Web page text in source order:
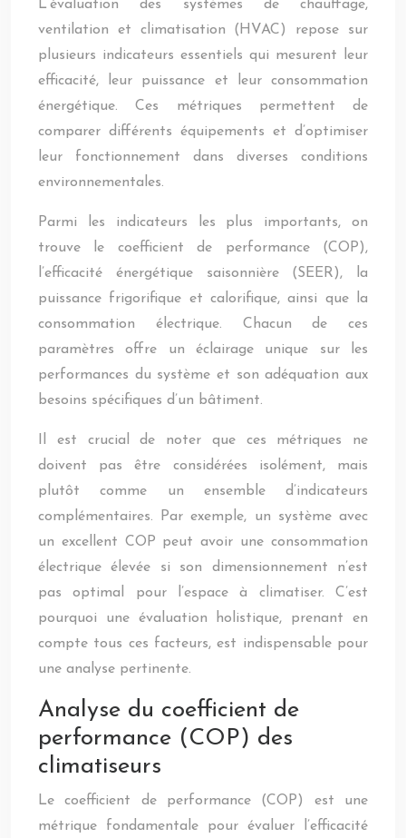
L’évaluation des systèmes de chauffage,
ventilation et climatisation (HVAC) repose sur
plusieurs indicateurs essentiels qui mesurent leur
efficacité, leur puissance et leur consommation
énergétique. Ces métriques permettent de
comparer différents équipements et d’optimiser
leur fonctionnement dans diverses conditions
environnementales.
Parmi les indicateurs les plus importants, on
trouve le coefficient de performance (COP),
l’efficacité énergétique saisonnière (SEER), la
puissance frigorifique et calorifique, ainsi que la
consommation électrique. Chacun de ces
paramètres offre un éclairage unique sur les
performances du système et son adéquation aux
besoins spécifiques d’un bâtiment.
Il est crucial de noter que ces métriques ne
doivent pas être considérées isolément, mais
plutôt comme un ensemble d’indicateurs
complémentaires. Par exemple, un système avec
un excellent COP peut avoir une consommation
électrique élevée si son dimensionnement n’est
pas optimal pour l’espace à climatiser. C’est
pourquoi une évaluation holistique, prenant en
compte tous ces facteurs, est indispensable pour
une analyse pertinente.
Analyse du coefficient de
performance (COP) des
climatiseurs
Le coefficient de performance (COP) est une
métrique fondamentale pour évaluer l’efficacité